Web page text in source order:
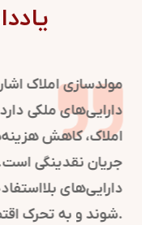
روابط عمومی در
حفظ تصویر مثبت دارد.
اطلاع‌رسانی، اعتماد
استراتژی‌های روابط
کرده و پیام‌های مهم
همچنین، در مواقع